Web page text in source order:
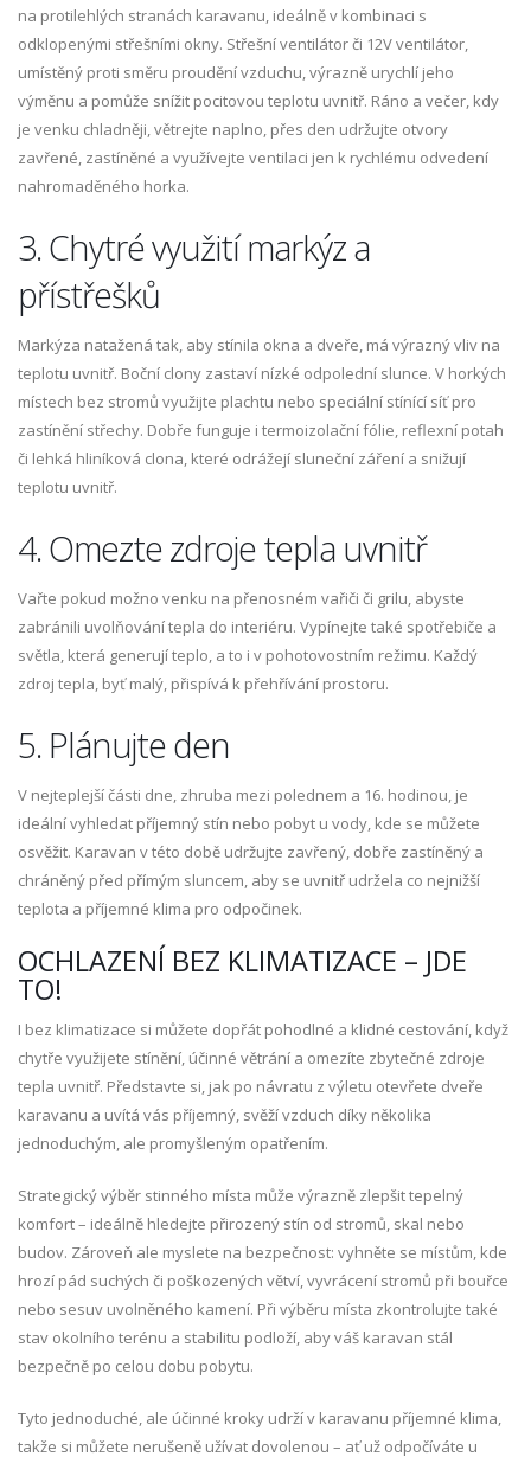
na protilehlých stranách karavanu, ideálně v kombinaci s
odklopenými střešními okny. Střešní ventilátor či 12V ventilátor,
umístěný proti směru proudění vzduchu, výrazně urychlí jeho
výměnu a pomůže snížit pocitovou teplotu uvnitř. Ráno a večer, kdy
je venku chladněji, větrejte naplno, přes den udržujte otvory
zavřené, zastíněné a využívejte ventilaci jen k rychlému odvedení
nahromaděného horka.
3. Chytré využití markýz a
přístřešků
Markýza natažená tak, aby stínila okna a dveře, má výrazný vliv na
teplotu uvnitř. Boční clony zastaví nízké odpolední slunce. V horkých
místech bez stromů využijte plachtu nebo speciální stínící síť pro
zastínění střechy. Dobře funguje i termoizolační fólie, reflexní potah
či lehká hliníková clona, které odrážejí sluneční záření a snižují
teplotu uvnitř.
4. Omezte zdroje tepla uvnitř
Vařte pokud možno venku na přenosném vařiči či grilu, abyste
zabránili uvolňování tepla do interiéru. Vypínejte také spotřebiče a
světla, která generují teplo, a to i v pohotovostním režimu. Každý
zdroj tepla, byť malý, přispívá k přehřívání prostoru.
5. Plánujte den
V nejteplejší části dne, zhruba mezi polednem a 16. hodinou, je
ideální vyhledat příjemný stín nebo pobyt u vody, kde se můžete
osvěžit. Karavan v této době udržujte zavřený, dobře zastíněný a
chráněný před přímým sluncem, aby se uvnitř udržela co nejnižší
teplota a příjemné klima pro odpočinek.
OCHLAZENÍ BEZ KLIMATIZACE – JDE
TO!
I bez klimatizace si můžete dopřát pohodlné a klidné cestování, když
chytře využijete stínění, účinné větrání a omezíte zbytečné zdroje
tepla uvnitř. Představte si, jak po návratu z výletu otevřete dveře
karavanu a uvítá vás příjemný, svěží vzduch díky několika
jednoduchým, ale promyšleným opatřením.
Strategický výběr stinného místa může výrazně zlepšit tepelný
komfort – ideálně hledejte přirozený stín od stromů, skal nebo
budov. Zároveň ale myslete na bezpečnost: vyhněte se místům, kde
hrozí pád suchých či poškozených větví, vyvrácení stromů při bouřce
nebo sesuv uvolněného kamení. Při výběru místa zkontrolujte také
stav okolního terénu a stabilitu podloží, aby váš karavan stál
bezpečně po celou dobu pobytu.
Tyto jednoduché, ale účinné kroky udrží v karavanu příjemné klima,
takže si můžete nerušeně užívat dovolenou – ať už odpočíváte u